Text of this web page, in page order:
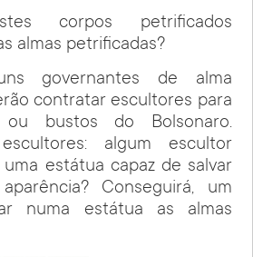
corpos petrificados
almas petrificadas?
governantes de alma
contratar escultores para
bustos do Bolsonaro.
algum escultor
estátua capaz de salvar
Conseguirá, um
numa estátua as almas